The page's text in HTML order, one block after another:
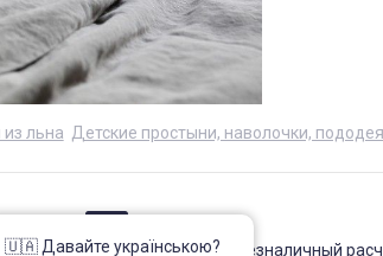
льна Детские простыни, наволочки,
!
ОПЛАТА
Наличный и безналичный
🇺🇦 Давайте українською?